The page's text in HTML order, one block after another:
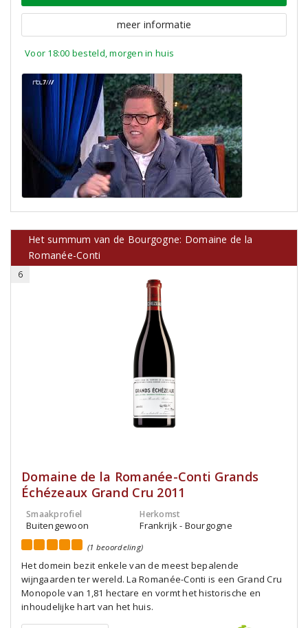
meer informatie
Voor 18:00 besteld, morgen in huis
Het summum van de Bourgogne: Domaine de la
Romanée-Conti
6
Domaine de la Romanée-Conti Grands
Échézeaux Grand Cru 2011
Smaakprofiel
Buitengewoon
Herkomst
Frankrijk - Bourgogne
(1 beoordeling)
Het domein bezit enkele van de meest bepalende
wijngaarden ter wereld. La Romanée-Conti is een Grand Cru
Monopole van 1,81 hectare en vormt het historische en
inhoudelijke hart van het huis.